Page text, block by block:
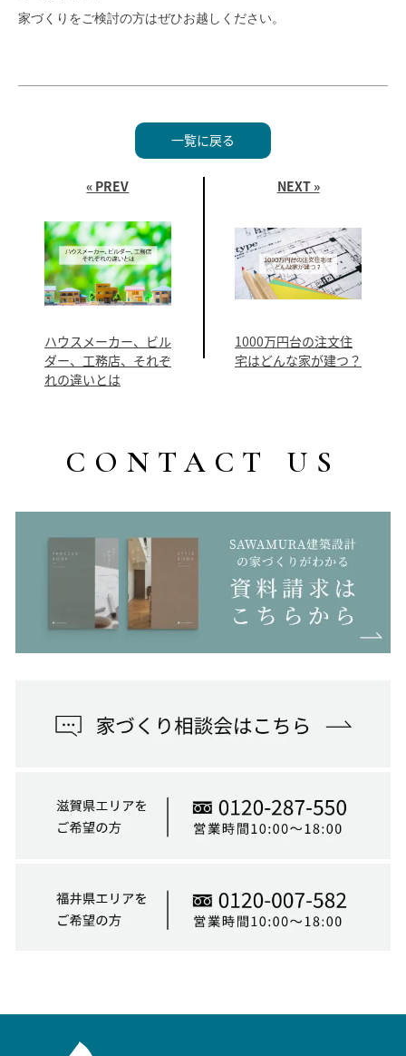
家づくりをご検討の方はぜひお越しください。
« PREV
ハウスメーカー、ビル
ダー、工務店、それぞ
れの違いとは
一覧に戻る
NEXT »
1000万円台の注文住
宅はどんな家が建つ？
CONTACT US